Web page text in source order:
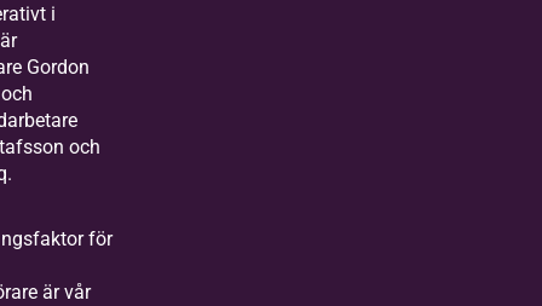
i
Gordon
och
för
är vår